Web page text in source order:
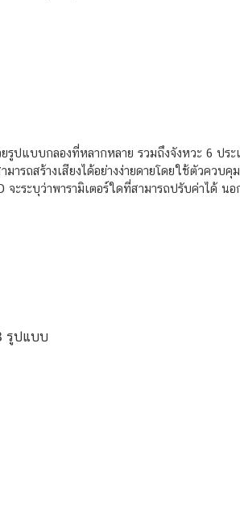
รูปแบบกลองที่หลากหลาย รวมถึงจังหวะ 6 ป
ารถสร้างเสียงได้อย่างง่ายดายโดยใช้ตัวคว
ะระบุว่าพารามิเตอร์ใดที่สามารถปรับค่าได้
รูปแบบ